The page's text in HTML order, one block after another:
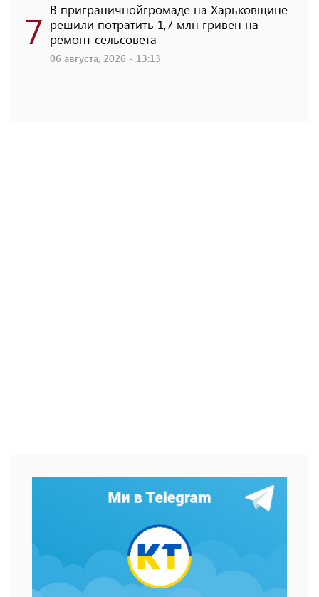
7 В приграничнойгромаде на Харьковщине
решили потратить 1,7 млн ​​гривен на
ремонт сельсовета
06 августа, 2026 - 13:13